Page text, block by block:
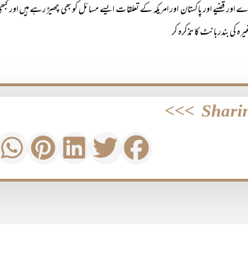
اور قضیے اور پاکستان اور امریکہ کے تعلقات ایسے مسائل کو بھی چھیڑ رہے ہیں اور
کی بندربانٹ کا تذکرہ کر
>>>